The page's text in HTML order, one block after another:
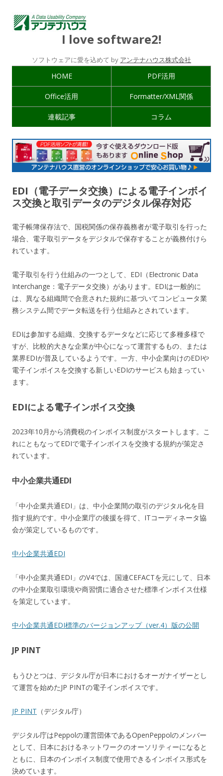
I love software2!
ソフトウェアに愛を込めて by アンテナハウス株式会社
HOME PDF活用
Office活用 Formatter/XML関係
連載記事 コラム
EDI（電子データ交換）による電子インボイ
ス交換と取引データのデジタル保存対応
電子帳簿保存法で、国税関係の保存義務者が電子取引を行った
場合、電子取引データをデジタルで保存することが義務付けら
れています。
電子取引を行う仕組みの一つとして、EDI（Electronic Data
Interchange：電子データ交換）があります。EDIは一般的に
は、異なる組織間で合意された規約に基づいてコンピュータ業
務システム間でデータ転送を行う仕組みとされています。
EDIは参加する組織、交換するデータなどに応じて多種多様で
すが、比較的大きな企業が中心になって運営するもの、または
業界EDIが普及しているようです。一方、中小企業向けのEDIや
電子インボイスを交換する新しいEDIのサービスも始まってい
ます。
EDIによる電子インボイス交換
2023年10月から消費税のインボイス制度がスタートします。こ
れにともなってEDIで電子インボイスを交換する規約が策定さ
れています。
中小企業共通EDI
「中小企業共通EDI」は、中小企業間の取引のデジタル化を目
指す規約です。中小企業庁の後援を得て、ITコーディネータ協
会が策定しているものです。
中小企業共通EDI
「中小企業共通EDI」のV4では、国連CEFACTを元にして、日本
の中小企業取引環境や商習慣に適合させた標準インボイス仕様
を策定しています。
中小企業共通EDI標準のバージョンアップ（ver.4）版の公開
JP PINT
もうひとつは、デジタル庁が日本におけるオーガナイザーとし
て運営を始めたJP PINTの電子インボイスです。
JP PINT （デジタル庁）
デジタル庁はPeppolの運営団体であるOpenPeppolのメンバー
として、日本におけるネットワークのオーソリティーになると
ともに、日本のインボイス制度で使用できるインボイス形式を
決めています。